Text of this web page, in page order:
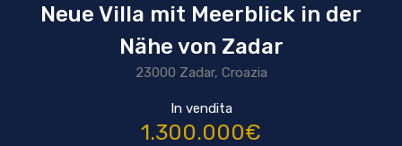
Neue Villa mit Meerblick in der
Nähe von Zadar
23000 Zadar, Croazia
In vendita
1.300.000€